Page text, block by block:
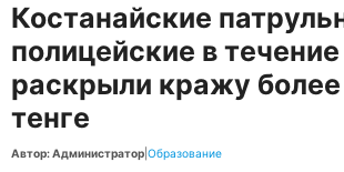
Костанайские
полицейские в
раскрыли кражу
тенге
Автор: Администратор Образование